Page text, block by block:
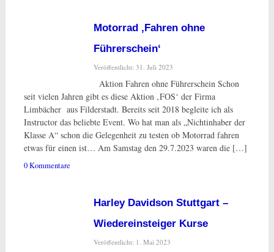
Motorrad ‚Fahren ohne
Führerschein‘
Veröffentlicht: 31. Juli 2023
Aktion Fahren ohne Führerschein Schon
seit vielen Jahren gibt es diese Aktion ‚FOS‘ der Firma
Limbächer aus Filderstadt. Bereits seit 2018 begleite ich als
Instructor das beliebte Event. Wo hat man als „Nichtinhaber der
Klasse A“ schon die Gelegenheit zu testen ob Motorrad fahren
etwas für einen ist… Am Samstag den 29.7.2023 waren die […]
0 Kommentare
Harley Davidson Stuttgart –
Wiedereinsteiger Kurse
Veröffentlicht: 1. Mai 2023